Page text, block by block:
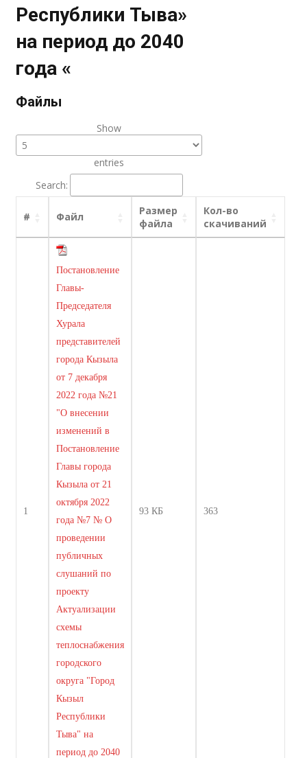
Республики Тыва»
на период до 2040
года «
Файлы
Show
entries
Search:
# Файл
Размер
файла
Кол-во
скачиваний
1
Постановление
Главы-
Председателя
Хурала
представителей
города Кызыла
от 7 декабря
2022 года №21
"О внесении
изменений в
Постановление
Главы города
Кызыла от 21
октября 2022
года №7 № О
проведении
публичных
слушаний по
проекту
Актуализации
схемы
теплоснабжения
городского
округа "Город
Кызыл
Республики
Тыва" на
период до 2040
93 КБ 363